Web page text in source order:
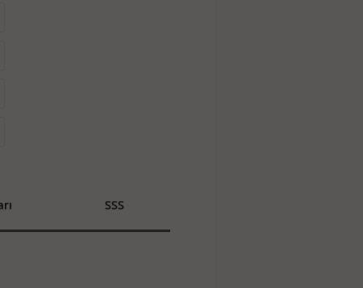
SSS